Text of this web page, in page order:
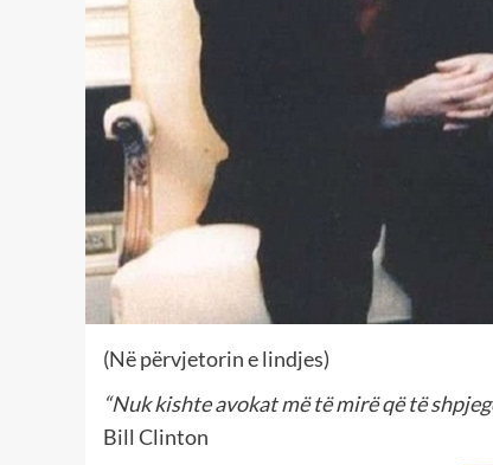
(Në përvjetorin e lindjes)
“Nuk kishte avokat më të mirë që të
Bill Clinton